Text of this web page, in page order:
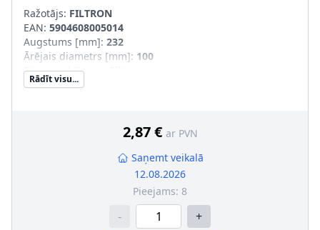
Ražotājs: FILTRON
EAN: 5904608005014
Augstums [mm]: 232
Ārējais diametrs [mm]: 100
Filtra izpildījums
Iekšējais diametrs 1 [mm]
Rādīt visu...
2,87 € ar PVN
Saņemt veikalā
12.08.2026
Pieejams: 8
- +